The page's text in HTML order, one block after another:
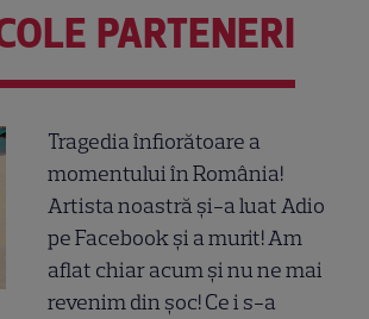
PARTENERI
Tragedia înfiorătoare a
momentului în România!
Artista noastră și-a luat Adio
pe Facebook și a murit! Am
aflat chiar acum și nu ne mai
revenim din șoc! Ce i s-a